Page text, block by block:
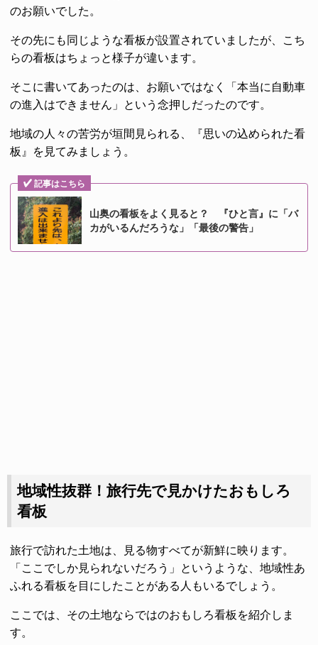
のお願いでした。
その先にも同じような看板が設置されていましたが、こち
らの看板はちょっと様子が違います。
そこに書いてあったのは、お願いではなく「本当に自動車
の進入はできません」という念押しだったのです。
地域の人々の苦労が垣間見られる、『思いの込められた看
板』を見てみましょう。
記事はこちら
山奥の看板をよく見ると？ 『ひと言』に「バ
カがいるんだろうな」「最後の警告」
地域性抜群！旅行先で見かけたおもしろ
看板
旅行で訪れた土地は、見る物すべてが新鮮に映ります。
「ここでしか見られないだろう」というような、地域性あ
ふれる看板を目にしたことがある人もいるでしょう。
ここでは、その土地ならではのおもしろ看板を紹介しま
す。